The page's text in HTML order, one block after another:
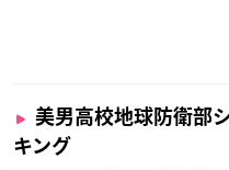
美男高校地球防衛部
キング